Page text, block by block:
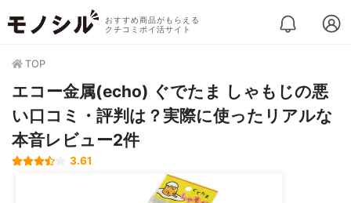
おすすめ商品がもらえる
クチコミポイ活サイト
TOP
エコー金属(echo) ぐでたま しゃもじの悪
い口コミ・評判は？実際に使ったリアルな
本音レビュー2件
3.61